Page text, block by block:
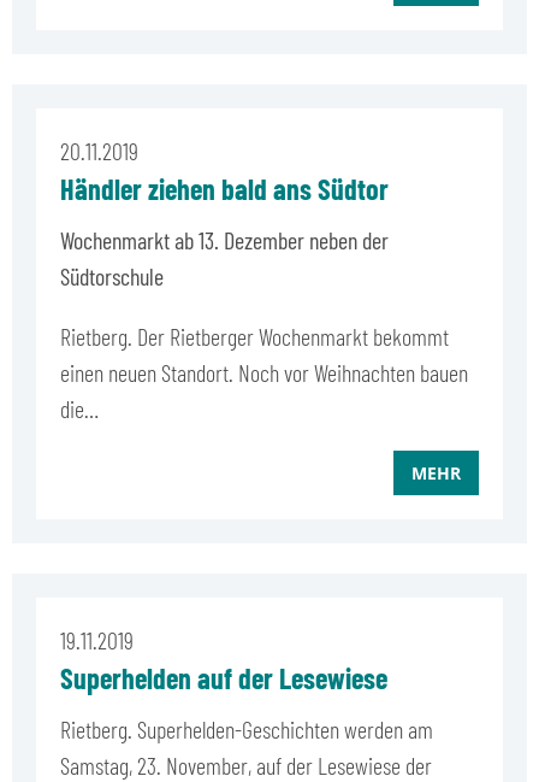
20.11.2019
Händler ziehen bald ans Südtor
Wochenmarkt ab 13. Dezember neben der
Südtorschule
Rietberg. Der Rietberger Wochenmarkt bekommt
einen neuen Standort. Noch vor Weihnachten bauen
die…
MEHR
19.11.2019
Superhelden auf der Lesewiese
Rietberg. Superhelden-Geschichten werden am
Samstag, 23. November, auf der Lesewiese der